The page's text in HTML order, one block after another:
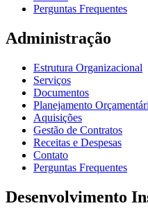
Perguntas Frequentes
Administração
Estrutura Organizacional
Serviços
Documentos
Planejamento
Aquisições
Gestão de Contratos
Receitas e Despesas
Contato
Perguntas Frequentes
Desenvolvimento